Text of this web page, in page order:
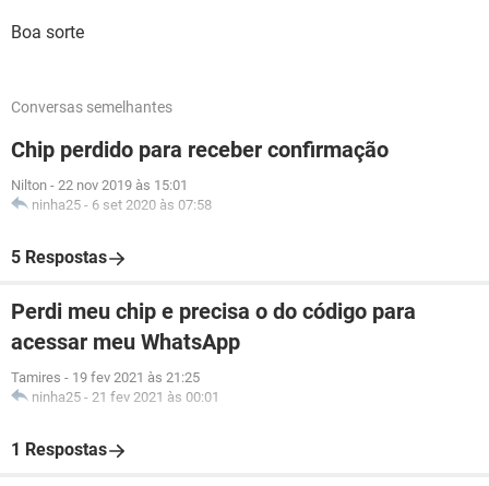
Boa sorte
Conversas semelhantes
Chip perdido para receber confirmação
Nilton - 22 nov 2019 às 15:01
ninha25 - 6 set 2020 às 07:58
5 Respostas
Perdi meu chip e precisa o do código para
acessar meu WhatsApp
Tamires - 19 fev 2021 às 21:25
ninha25 - 21 fev 2021 às 00:01
1 Respostas